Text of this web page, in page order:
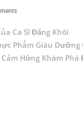
Ca Sĩ Đăng Khôi
Phẩm Giàu Dưỡng
Hứng Khám